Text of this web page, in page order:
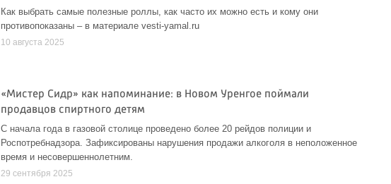
Как выбрать самые полезные роллы, как часто их можно есть и кому они
противопоказаны – в материале vesti-yamal.ru
10 августа 2025
«Мистер Сидр» как напоминание: в Новом Уренгое поймали
продавцов спиртного детям
С начала года в газовой столице проведено более 20 рейдов полиции и
Роспотребнадзора. Зафиксированы нарушения продажи алкоголя в неположенное
время и несовершеннолетним.
29 сентября 2025